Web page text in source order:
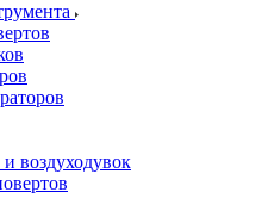
воздуходувок